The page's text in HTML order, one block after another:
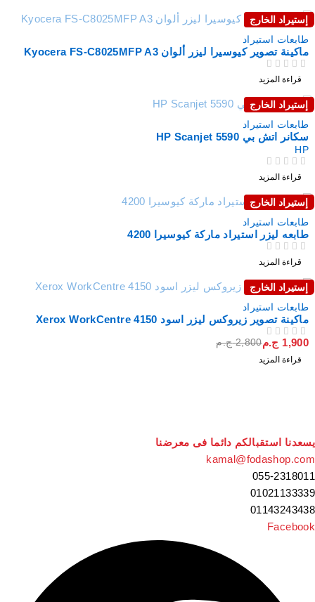
إستيراد الخارج
طابعات استيراد
ماكينة تصوير كيوسيرا ليزر ألوان Kyocera FS-C8025MFP A3
قراءة المزيد
إستيراد الخارج
طابعات استيراد
سكانر اتش بي HP Scanjet 5590
HP
قراءة المزيد
إستيراد الخارج
طابعات استيراد
طابعه ليزر استيراد ماركة كيوسيرا 4200
قراءة المزيد
إستيراد الخارج
طابعات استيراد
ماكينة تصوير زيروكس ليزر اسود Xerox WorkCentre 4150
2,800 ج.م 1,900 ج.م
قراءة المزيد
استقبالكم دائما فى معرضنا
055-